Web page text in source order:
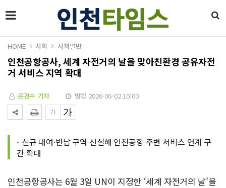
HOME 사회 사회일반
인천공항공사, 세계 자전거의 날을 맞아친환경 공유자전
거 서비스 지역 확대
윤경수 기자 발행 2026-06-02 10:00
- 신규 대여·반납 구역 신설해 인천공항 주변 서비스 연계 구
간 확대
인천공항공사는 6월 3일 UN이 지정한 ‘세계 자전거의 날’을